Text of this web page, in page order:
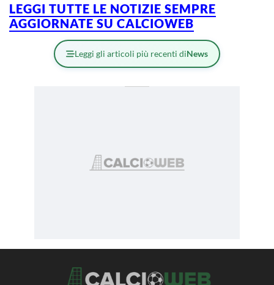
LEGGI TUTTE LE NOTIZIE SEMPRE
AGGIORNATE SU CALCIOWEB
Leggi gli articoli più recenti diNews